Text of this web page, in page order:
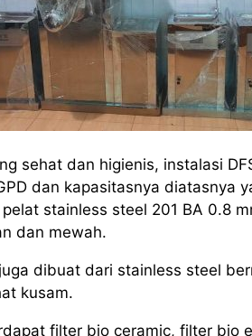
sehat dan higienis, instalasi
dan kapasitasnya diatasnya
stainless steel 201 BA 0.8
dan mewah.
dibuat dari stainless steel
kusam.
filter bio ceramic, filter bio